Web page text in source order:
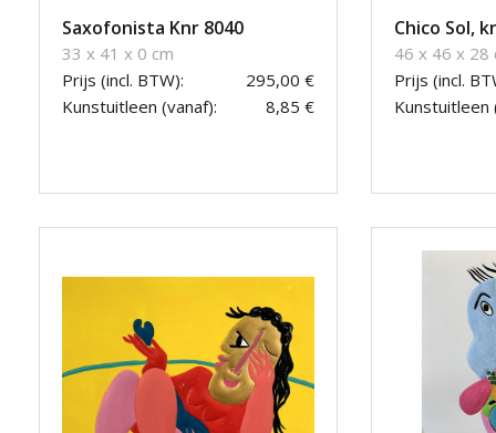
Saxofonista Knr 8040
33 x 41 x 0 cm
Prijs (incl. BTW):
295,00 €
Kunstuitleen (vanaf):
8,85 €
Chico Sol,
46 x 46 x 28
Prijs (incl.
Kunstuitleen